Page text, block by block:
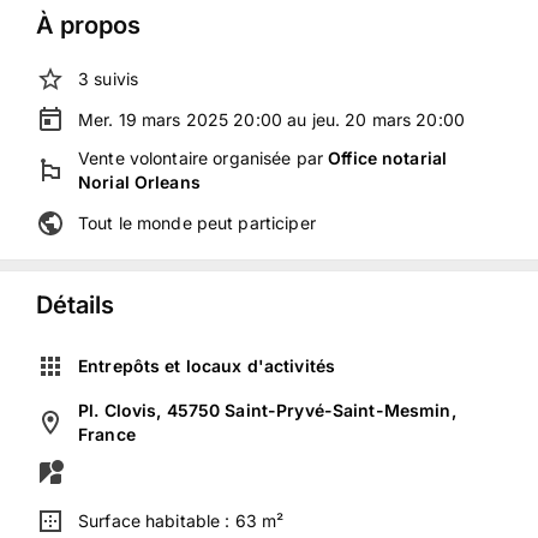
À propos
3 suivis
Mer. 19 mars 2025 20:00 au jeu. 20 mars 20:00
Vente volontaire organisée parOffice notarial
Norial Orleans
Tout le monde peut participer
Détails
Entrepôts et locaux d'activités
Pl. Clovis, 45750 Saint-Pryvé-Saint-Mesmin,
France
Surface habitable : 63 m²